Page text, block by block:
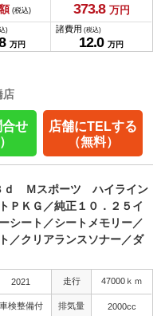
(税込) 373.8 万円
)
万円
諸費用 (税込)
12.0 万円
店
せ 店舗にTELする
（無料）
ｄ Ｍスポーツ ハイライン
ＰＫＧ／純正１０．２５イ
シート／シートメモリー／
／クリアランスソナー／ダ
2021 走行 47000ｋｍ
車検整備付 排気量 2000cc